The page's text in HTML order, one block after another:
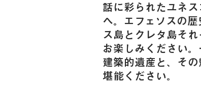
話に彩られたユネ
へ。エフェソスの
ス島とクレタ島そ
お楽しみください
建築的遺産と、そ
堪能ください。